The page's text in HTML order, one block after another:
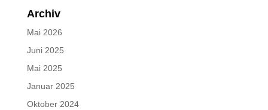
Archiv
Mai 2026
Juni 2025
Mai 2025
Januar 2025
Oktober 2024